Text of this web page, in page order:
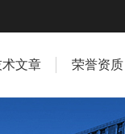
术文章 荣誉资质